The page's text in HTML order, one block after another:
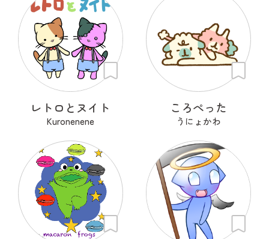
レトロとヌイト
Kuronenene
ころぺった
うにょかわ